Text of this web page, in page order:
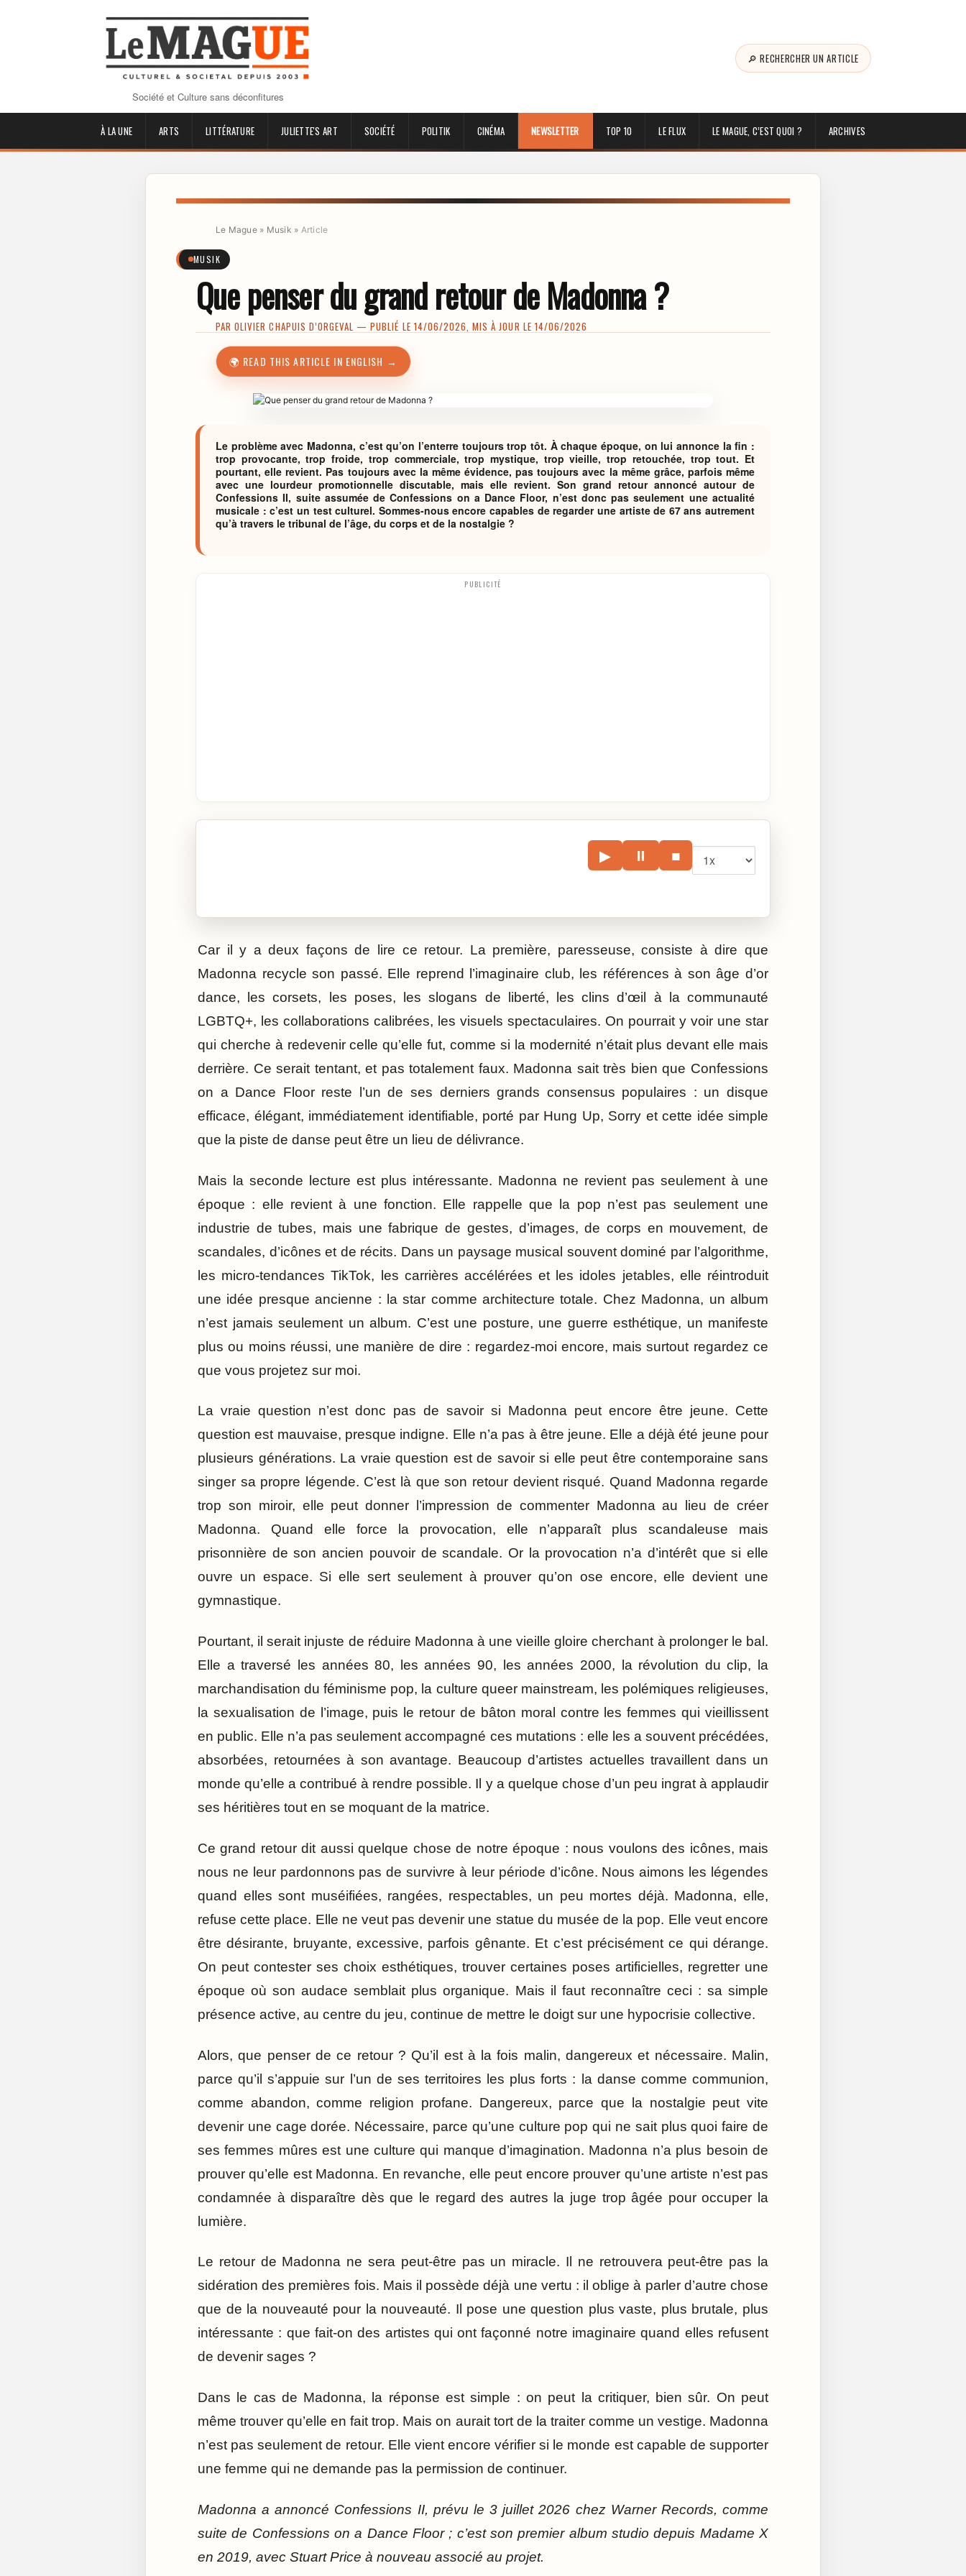
Société et Culture sans déconfitures
🔎 RECHERCHER UN ARTICLE
À LA UNE ARTS LITTÉRATURE JULIETTE'S ART SOCIÉTÉ POLITIK CINÉMA NEWSLETTER TOP 10 LE FLUX LE MAGUE, C’EST QUOI ? ARCHIVES
Le Mague» Musik » Article
MUSIK
Que penser du grand retour de Madonna ?
PAROLIVIER CHAPUIS D’ORGEVAL — PUBLIÉ LE 14/06/2026, MIS À JOUR LE 14/06/2026
🌍 READ THIS ARTICLE IN ENGLISH →
Le problème avec Madonna, c’est qu’on l’enterre toujours trop tôt. À chaque époque, on lui annonce la fin :
trop provocante, trop froide, trop commerciale, trop mystique, trop vieille, trop retouchée, trop tout. Et
pourtant, elle revient. Pas toujours avec la même évidence, pas toujours avec la même grâce, parfois même
avec une lourdeur promotionnelle discutable, mais elle revient. Son grand retour annoncé autour de
Confessions II, suite assumée de Confessions on a Dance Floor, n’est donc pas seulement une actualité
musicale : c’est un test culturel. Sommes-nous encore capables de regarder une artiste de 67 ans autrement
qu’à travers le tribunal de l’âge, du corps et de la nostalgie ?
PUBLICITÉ
▶ ⏸ ■
Car il y a deux façons de lire ce retour. La première, paresseuse, consiste à dire que
Madonna recycle son passé. Elle reprend l’imaginaire club, les références à son âge d’or
dance, les corsets, les poses, les slogans de liberté, les clins d’œil à la communauté
LGBTQ+, les collaborations calibrées, les visuels spectaculaires. On pourrait y voir une star
qui cherche à redevenir celle qu’elle fut, comme si la modernité n’était plus devant elle mais
derrière. Ce serait tentant, et pas totalement faux. Madonna sait très bien que Confessions
on a Dance Floor reste l’un de ses derniers grands consensus populaires : un disque
efficace, élégant, immédiatement identifiable, porté par Hung Up, Sorry et cette idée simple
que la piste de danse peut être un lieu de délivrance.
Mais la seconde lecture est plus intéressante. Madonna ne revient pas seulement à une
époque : elle revient à une fonction. Elle rappelle que la pop n’est pas seulement une
industrie de tubes, mais une fabrique de gestes, d’images, de corps en mouvement, de
scandales, d’icônes et de récits. Dans un paysage musical souvent dominé par l’algorithme,
les micro-tendances TikTok, les carrières accélérées et les idoles jetables, elle réintroduit
une idée presque ancienne : la star comme architecture totale. Chez Madonna, un album
n’est jamais seulement un album. C’est une posture, une guerre esthétique, un manifeste
plus ou moins réussi, une manière de dire : regardez-moi encore, mais surtout regardez ce
que vous projetez sur moi.
La vraie question n’est donc pas de savoir si Madonna peut encore être jeune. Cette
question est mauvaise, presque indigne. Elle n’a pas à être jeune. Elle a déjà été jeune pour
plusieurs générations. La vraie question est de savoir si elle peut être contemporaine sans
singer sa propre légende. C’est là que son retour devient risqué. Quand Madonna regarde
trop son miroir, elle peut donner l’impression de commenter Madonna au lieu de créer
Madonna. Quand elle force la provocation, elle n’apparaît plus scandaleuse mais
prisonnière de son ancien pouvoir de scandale. Or la provocation n’a d’intérêt que si elle
ouvre un espace. Si elle sert seulement à prouver qu’on ose encore, elle devient une
gymnastique.
Pourtant, il serait injuste de réduire Madonna à une vieille gloire cherchant à prolonger le bal.
Elle a traversé les années 80, les années 90, les années 2000, la révolution du clip, la
marchandisation du féminisme pop, la culture queer mainstream, les polémiques religieuses,
la sexualisation de l’image, puis le retour de bâton moral contre les femmes qui vieillissent
en public. Elle n’a pas seulement accompagné ces mutations : elle les a souvent précédées,
absorbées, retournées à son avantage. Beaucoup d’artistes actuelles travaillent dans un
monde qu’elle a contribué à rendre possible. Il y a quelque chose d’un peu ingrat à applaudir
ses héritières tout en se moquant de la matrice.
Ce grand retour dit aussi quelque chose de notre époque : nous voulons des icônes, mais
nous ne leur pardonnons pas de survivre à leur période d’icône. Nous aimons les légendes
quand elles sont muséifiées, rangées, respectables, un peu mortes déjà. Madonna, elle,
refuse cette place. Elle ne veut pas devenir une statue du musée de la pop. Elle veut encore
être désirante, bruyante, excessive, parfois gênante. Et c’est précisément ce qui dérange.
On peut contester ses choix esthétiques, trouver certaines poses artificielles, regretter une
époque où son audace semblait plus organique. Mais il faut reconnaître ceci : sa simple
présence active, au centre du jeu, continue de mettre le doigt sur une hypocrisie collective.
Alors, que penser de ce retour ? Qu’il est à la fois malin, dangereux et nécessaire. Malin,
parce qu’il s’appuie sur l’un de ses territoires les plus forts : la danse comme communion,
comme abandon, comme religion profane. Dangereux, parce que la nostalgie peut vite
devenir une cage dorée. Nécessaire, parce qu’une culture pop qui ne sait plus quoi faire de
ses femmes mûres est une culture qui manque d’imagination. Madonna n’a plus besoin de
prouver qu’elle est Madonna. En revanche, elle peut encore prouver qu’une artiste n’est pas
condamnée à disparaître dès que le regard des autres la juge trop âgée pour occuper la
lumière.
Le retour de Madonna ne sera peut-être pas un miracle. Il ne retrouvera peut-être pas la
sidération des premières fois. Mais il possède déjà une vertu : il oblige à parler d’autre chose
que de la nouveauté pour la nouveauté. Il pose une question plus vaste, plus brutale, plus
intéressante : que fait-on des artistes qui ont façonné notre imaginaire quand elles refusent
de devenir sages ?
Dans le cas de Madonna, la réponse est simple : on peut la critiquer, bien sûr. On peut
même trouver qu’elle en fait trop. Mais on aurait tort de la traiter comme un vestige. Madonna
n’est pas seulement de retour. Elle vient encore vérifier si le monde est capable de supporter
une femme qui ne demande pas la permission de continuer.
Madonna a annoncé Confessions II, prévu le 3 juillet 2026 chez Warner Records, comme
suite de Confessions on a Dance Floor ; c’est son premier album studio depuis Madame X
en 2019, avec Stuart Price à nouveau associé au projet.